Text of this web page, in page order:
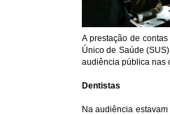
A prestação de
Único de Saúde
audiência pública nas
Dentistas
Na audiência